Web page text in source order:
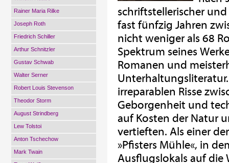
Rainer Maria Rilke
Joseph Roth
Friedrich Schiller
Arthur Schnitzler
Gustav Schwab
Walter Serner
Robert Louis Stevenson
Theodor Storm
August Strindberg
Lew Tolstoi
Anton Tschechow
Mark Twain
schriftstellerischer
fast fünfzig Jahren
nicht weniger als 68
Spektrum seines
Romanen und
irreparablen Risse
Geborgenheit und
auf Kosten der Natur
vertieften. Als einer
»Pfisters Mühle«, in
Ausflugslokals auf die